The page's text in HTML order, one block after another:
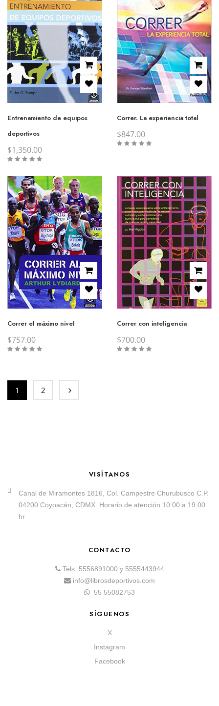
Entrenamiento de equipos
deportivos
$1,350.00
Correr. La experiencia total
$847.00
Correr el máximo nivel
$757.00
Correr con inteligencia
$700.00
1 2
VISÍTANOS
Canal de Miramontes 1816, Col. Campestre Churubusco C.P.
04200 Coyoacán, CDMX. Horario de atención 10:00 a 19:00
hr
CONTACTO
Tels. 5556891000 y 5555443944
info@librosdeportivos.com
55 55082753
SÍGUENOS
X
Instagram
Facebook